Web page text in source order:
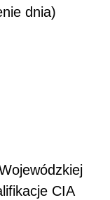
dnia)
CIA